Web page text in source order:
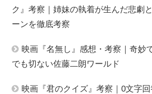
ク』考察｜姉妹の執着が生んだ悲劇
ーンを徹底考察
映画『名無し』感想・考察｜奇妙
でも切ない佐藤二朗ワールド
映画『君のクイズ』考察｜0文字